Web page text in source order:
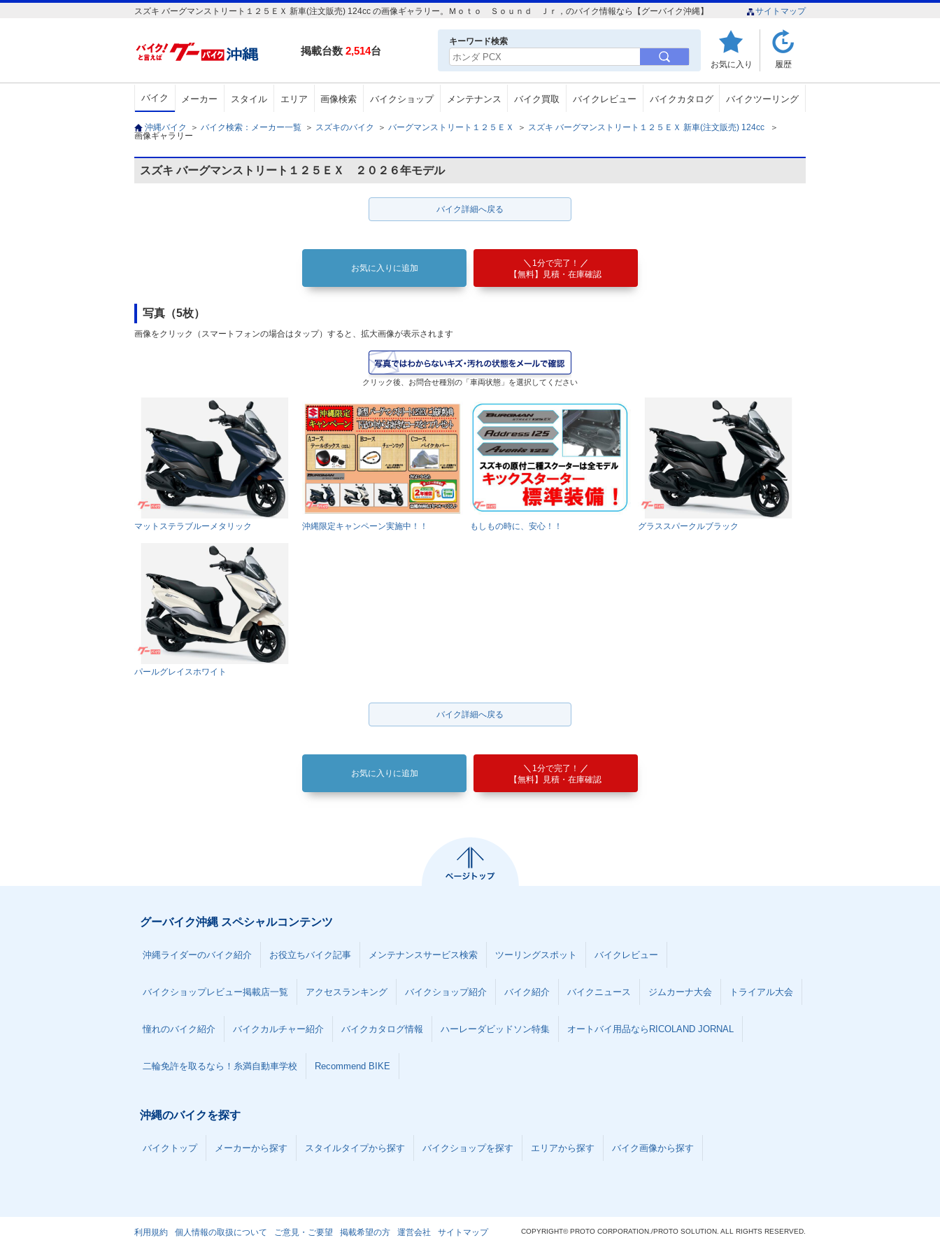
スズキ バーグマンストリート１２５ＥＸ 新車(注文販売) 124cc の画像ギャラリー。Ｍｏｔｏ Ｓｏｕｎｄ Ｊｒ，のバイク情報なら【グーバイク沖縄】 サイトマップ
掲載台数 2,514台
キーワード検索
お気に入り 履歴
バイク メーカー スタイル エリア 画像検索 バイクショップ メンテナンス バイク買取 バイクレビュー バイクカタログ バイクツーリング
沖縄バイク ＞ バイク検索：メーカー一覧 ＞ スズキのバイク ＞ バーグマンストリート１２５ＥＸ ＞ スズキ バーグマンストリート１２５ＥＸ 新車(注文販売) 124cc
＞
画像ギャラリー
スズキ バーグマンストリート１２５ＥＸ ２０２６年モデル
バイク詳細へ戻る
お気に入りに追加
1分で完了！
【無料】見積・在庫確認
写真（5枚）
画像をクリック（スマートフォンの場合はタップ）すると、拡大画像が表示されます
クリック後、お問合せ種別の「車両状態」を選択してください
マットステラブルーメタリック 沖縄限定キャンペーン実施中！！ もしもの時に、安心！！ グラススパークルブラック
パールグレイスホワイト
バイク詳細へ戻る
お気に入りに追加
1分で完了！
【無料】見積・在庫確認
グーバイク沖縄 スペシャルコンテンツ
沖縄ライダーのバイク紹介 お役立ちバイク記事 メンテナンスサービス検索 ツーリングスポット バイクレビュー
バイクショップレビュー掲載店一覧 アクセスランキング バイクショップ紹介 バイク紹介 バイクニュース ジムカーナ大会 トライアル大会
憧れのバイク紹介 バイクカルチャー紹介 バイクカタログ情報 ハーレーダビッドソン特集 オートバイ用品ならRICOLAND JORNAL
二輪免許を取るなら！糸満自動車学校 Recommend BIKE
沖縄のバイクを探す
バイクトップ メーカーから探す スタイルタイプから探す バイクショップを探す エリアから探す バイク画像から探す
利用規約 個人情報の取扱について ご意見・ご要望 掲載希望の方 運営会社 サイトマップ COPYRIGHT© PROTO CORPORATION./PROTO SOLUTION. ALL RIGHTS RESERVED.